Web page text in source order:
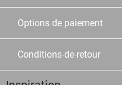
Options de paiement
Conditions-de-retour